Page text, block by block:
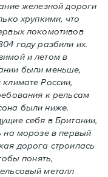
железной дороги
хрупкими, что
локомотивов
году разбили их.
и летом в
были меньше,
России,
к рельсам
были ниже.
себя в Британии,
на морозе в первый
дорога строилась
понять,
металл